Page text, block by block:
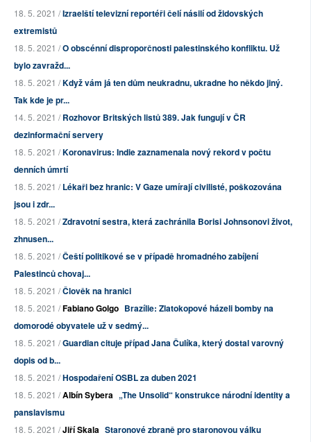
18. 5. 2021 /Izraelští televizní reportéři čelí násilí od židovských
extremistů
18. 5. 2021 /O obscénní disproporčnosti palestinského konfliktu. Už
bylo zavražd...
18. 5. 2021 /Když vám já ten dům neukradnu, ukradne ho někdo jiný.
Tak kde je pr...
14. 5. 2021 /Rozhovor Britských listů 389. Jak fungují v ČR
dezinformační servery
18. 5. 2021 /Koronavirus: Indie zaznamenala nový rekord v počtu
denních úmrtí
18. 5. 2021 /Lékaři bez hranic: V Gaze umírají civilisté, poškozována
jsou i zdr...
18. 5. 2021 /Zdravotní sestra, která zachránila Borisi Johnsonovi život,
zhnusen...
18. 5. 2021 /Čeští politikové se v případě hromadného zabíjení
Palestinců chovaj...
18. 5. 2021 /Člověk na hranici
18. 5. 2021 /Fabiano Golgo Brazílie: Zlatokopové házeli bomby na
domorodé obyvatele už v sedmý...
18. 5. 2021 /Guardian cituje případ Jana Čulíka, který dostal varovný
dopis od b...
18. 5. 2021 /Hospodaření OSBL za duben 2021
18. 5. 2021 /Albín Sybera „The Unsolid“ konstrukce národní identity a
panslavismu
18. 5. 2021 /Jiří Skala Staronové zbraně pro staronovou válku